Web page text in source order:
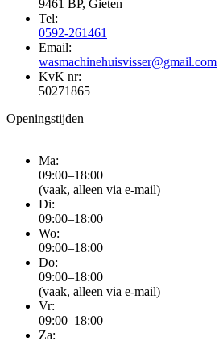
9461 BP, Gieten
Tel:
0592-261461
Email:
wasmachinehuisvisser@gmail.com
KvK nr:
50271865
Openingstijden
+
Ma:
09:00–18:00
(vaak, alleen via e-mail)
Di:
09:00–18:00
Wo:
09:00–18:00
Do:
09:00–18:00
(vaak, alleen via e-mail)
Vr:
09:00–18:00
Za: